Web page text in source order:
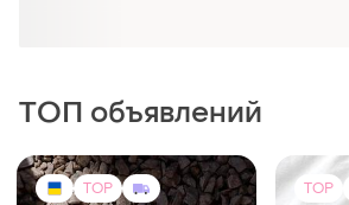
ТОП объявлений
TOP TOP